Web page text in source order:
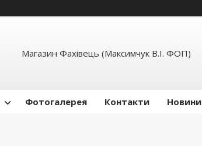
Магазин Фахівець (Максимчук В.І. ФОП)
Фотогалерея Контакти Новини